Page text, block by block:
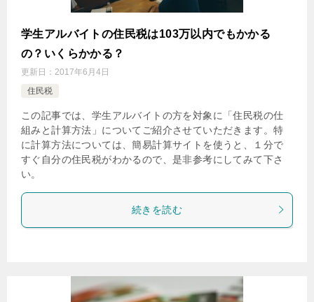
学生アルバイトの住民税は103万以内でもかかる
の？いくらかかる？
更新日： 2017年6月4日
住民税
この記事では、学生アルバイトの方を対象に「住民税の仕
組みと計算方法」についてご紹介させていただきます。特
に計算方法については、簡易計算サイトを使うと、１分で
すぐ自分の住民税がわかるので、是非参考にしてみて下さ
い。
続きを読む